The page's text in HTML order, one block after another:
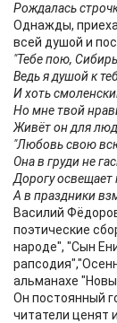
Рождалась
Однажды,
всей душой и
"Тебе пою,
Ведь я душой к
И хоть
Но мне твой
Живёт он для
"Любовь свою
Она в груди не
Дорогу
А в праздники
Василий
поэтические
народе", "Сын
альманахе
Он постоянный
читатели ценят